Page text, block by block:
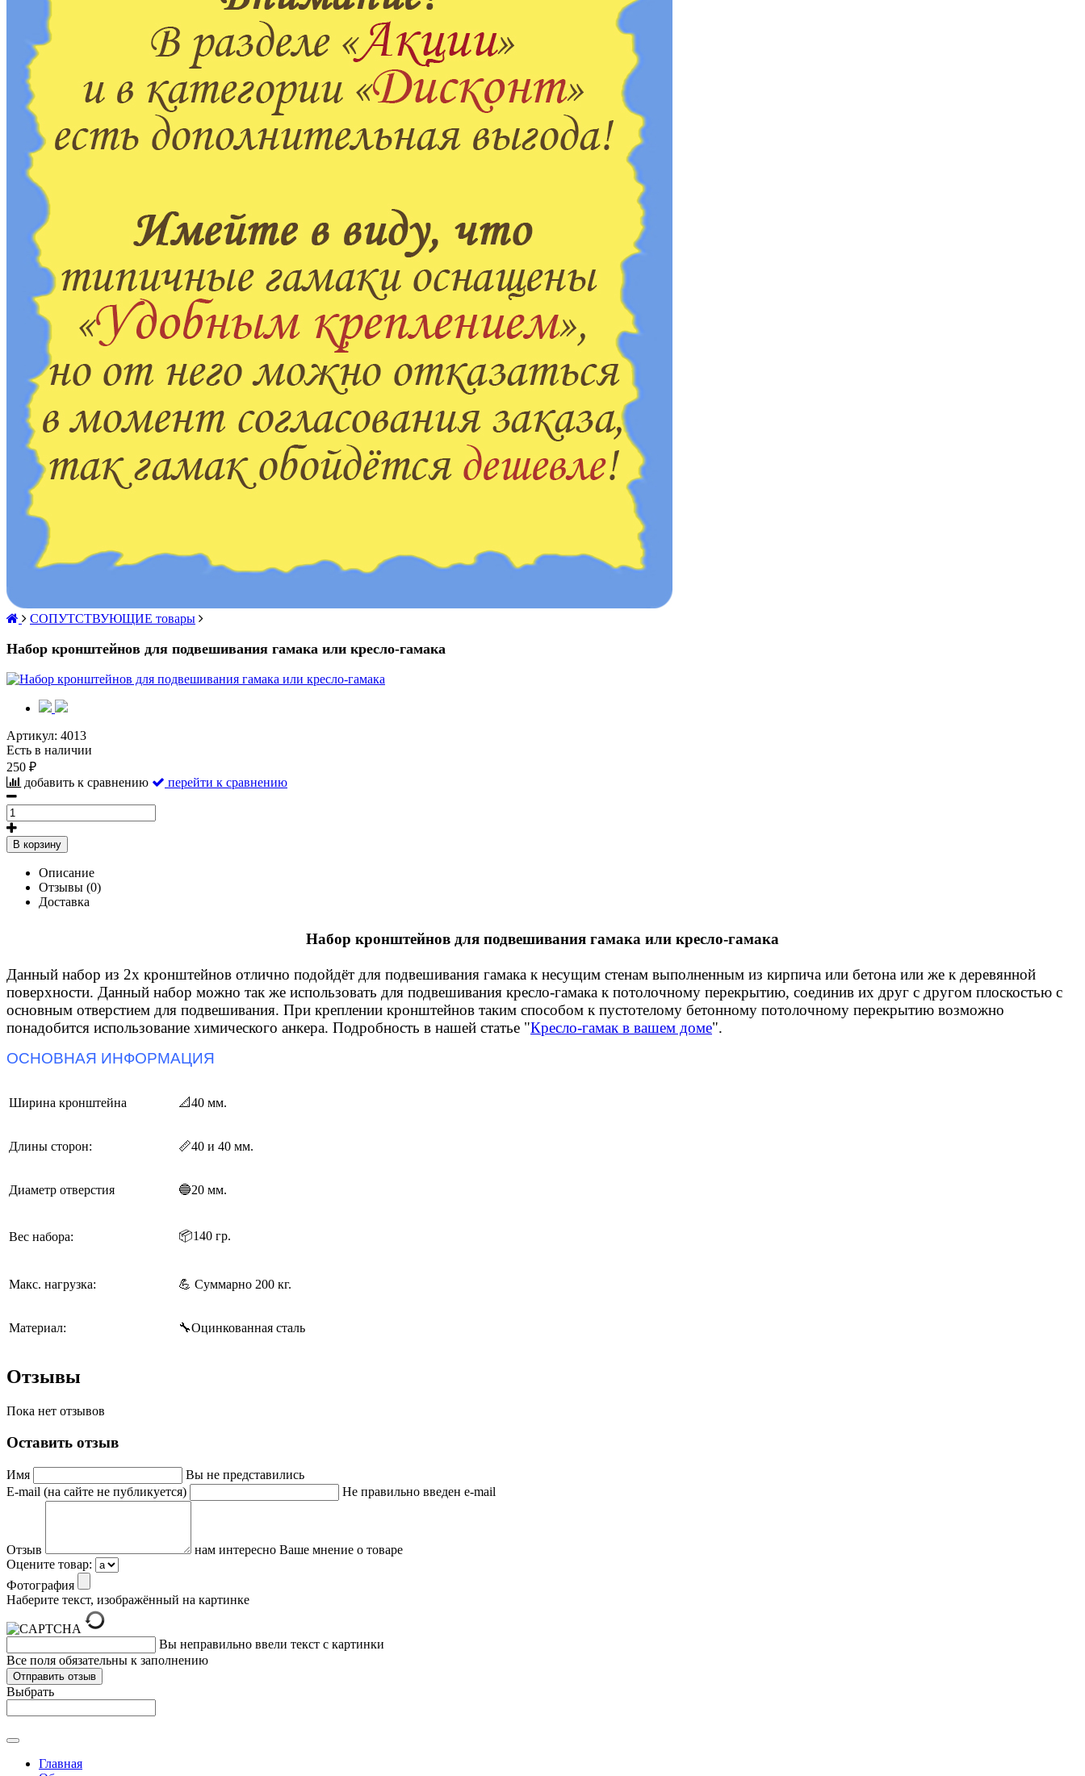
СОПУТСТВУЮЩИЕ товары
Набор кронштейнов для подвешивания гамака или кресло-гамака
Артикул: 4013
Есть в наличии
250 ₽
добавить к сравнению
перейти к сравнению
В корзину
Описание
Отзывы (0)
Доставка
Набор кронштейнов для подвешивания гамака или кресло-гамака
Данный набор из 2х кронштейнов отлично подойдёт для подвешивания гамака к несущим стенам выполненным из кирпича или бетона или же к деревянной
поверхности. Данный набор можно так же использовать для подвешивания кресло-гамака к потолочному перекрытию, соединив их друг с другом плоскостью с
основным отверстием для подвешивания. При креплении кронштейнов таким способом к пустотелому бетонному потолочному перекрытию возможно
понадобится использование химического анкера. Подробность в нашей статье "Кресло-гамак в вашем доме".
ОСНОВНАЯ ИНФОРМАЦИЯ
Ширина кронштейна 📐40 мм.
Длины сторон: 📏40 и 40 мм.
Диаметр отверстия 🔵20 мм.
Вес набора: 📦140 гр.
Макс. нагрузка: 💪 Суммарно 200 кг.
Материал: 🔧Оцинкованная сталь
Отзывы
Пока нет отзывов
Оставить отзыв
Имя
Вы не представились
E-mail (на сайте не публикуется)
Не правильно введен e-mail
Отзыв
нам интересно Ваше мнение о товаре
Оцените товар:
Фотография
Наберите текст, изображённый на картинке
Вы неправильно ввели текст с картинки
Все поля обязательны к заполнению
Выбрать
Главная